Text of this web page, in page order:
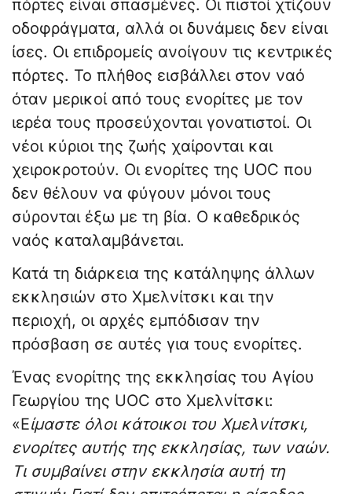
πόρτες είναι σπασμένες. Οι πιστοί χτίζουν
οδοφράγματα, αλλά οι δυνάμεις δεν είναι
ίσες. Οι επιδρομείς ανοίγουν τις κεντρικές
πόρτες. Το πλήθος εισβάλλει στον ναό
όταν μερικοί από τους ενορίτες με τον
ιερέα τους προσεύχονται γονατιστοί. Οι
νέοι κύριοι της ζωής χαίρονται και
χειροκροτούν. Οι ενορίτες της UOC που
δεν θέλουν να φύγουν μόνοι τους
σύρονται έξω με τη βία. Ο καθεδρικός
ναός καταλαμβάνεται.
Κατά τη διάρκεια της κατάληψης άλλων
εκκλησιών στο Χμελνίτσκι και την
περιοχή, οι αρχές εμπόδισαν την
πρόσβαση σε αυτές για τους ενορίτες.
Ένας ενορίτης της εκκλησίας του Αγίου
Γεωργίου της UOC στο Χμελνίτσκι:
«Είμαστε όλοι κάτοικοι του Χμελνίτσκι,
ενορίτες αυτής της εκκλησίας, των ναών.
Τι συμβαίνει στην εκκλησία αυτή τη